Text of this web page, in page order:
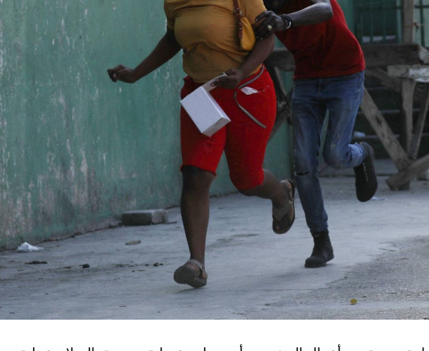
الأمن شبكة من العملاء التابعين لجهاز الأمن الفدرالي الروسي «كانوا
فولوديمير زيلينسكي ومسؤولين كبار آخرين، مثل رئيس جهاز
بودانوف، بناءً على أوامر من موسكو. وأوقفت الأجهزة الأوكرانية
فيهما اللذَين أوقفا «شخصان برتبة كولونيل» من جهاز الدولة
الحكوميين.
كانت «تحت إشراف» جهاز الأمن الفدرالي الروسي ويُشتبه في أن
إلى روسيا، مؤكدةً أنهما كانا يُريدان تجنيد عسكريين «مقرّبين من
كرهينة وقتله». وكشفت أجهزة الأمن الأوكرانية أن أحد أعضاء
ومتفجّرات.
الصيني شي جينبينغ في تصريحات لصحيفة «بوليتيكا» الصربية قبل وصوله
على خلفية قصفه «الفاضح» للسفارة الصينية في يوغوسلافيا عام
ماكرون شي إلى منطقة البيرينيه الجبلية أمس، في اليوم الثاني